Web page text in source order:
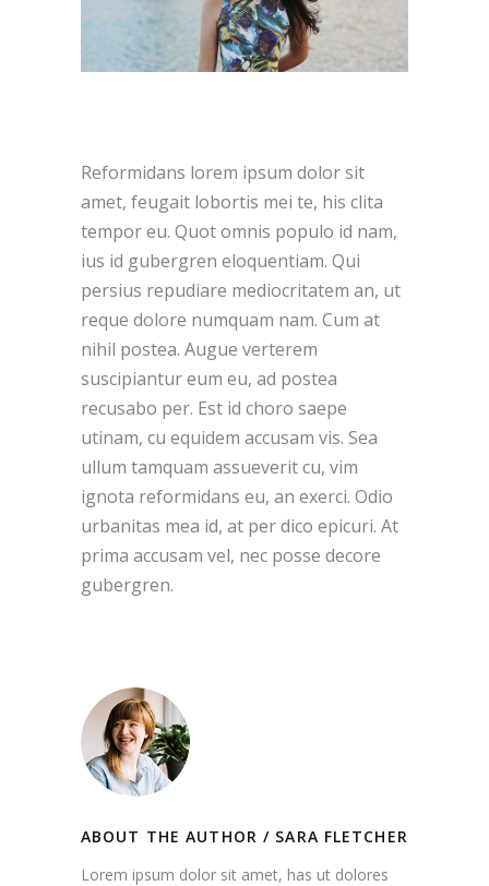
Reformidans lorem ipsum dolor sit
amet, feugait lobortis mei te, his clita
tempor eu. Quot omnis populo id nam,
ius id gubergren eloquentiam. Qui
persius repudiare mediocritatem an, ut
reque dolore numquam nam. Cum at
nihil postea. Augue verterem
suscipiantur eum eu, ad postea
recusabo per. Est id choro saepe
utinam, cu equidem accusam vis. Sea
ullum tamquam assueverit cu, vim
ignota reformidans eu, an exerci. Odio
urbanitas mea id, at per dico epicuri. At
prima accusam vel, nec posse decore
gubergren.
ABOUT THE AUTHOR / SARA FLETCHER
Lorem ipsum dolor sit amet, has ut dolores